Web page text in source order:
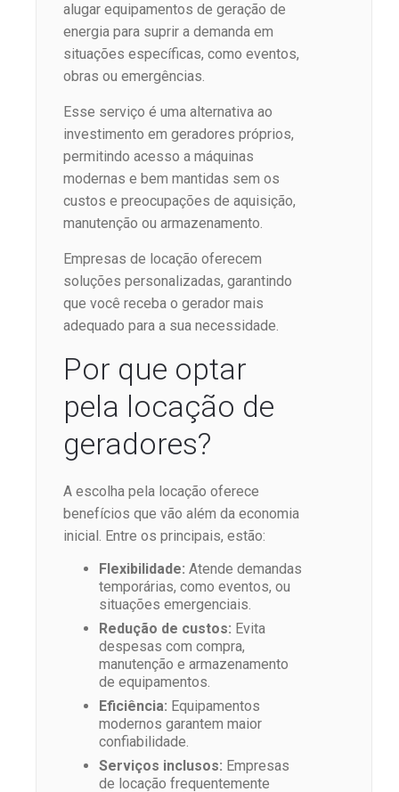
alugar equipamentos de geração de
energia para suprir a demanda em
situações específicas, como eventos,
obras ou emergências.
Esse serviço é uma alternativa ao
investimento em geradores próprios,
permitindo acesso a máquinas
modernas e bem mantidas sem os
custos e preocupações de aquisição,
manutenção ou armazenamento.
Empresas de locação oferecem
soluções personalizadas, garantindo
que você receba o gerador mais
adequado para a sua necessidade.
Por que optar
pela locação de
geradores?
A escolha pela locação oferece
benefícios que vão além da economia
inicial. Entre os principais, estão:
Flexibilidade: Atende demandas
temporárias, como eventos, ou
situações emergenciais.
Redução de custos: Evita
despesas com compra,
manutenção e armazenamento
de equipamentos.
Eficiência: Equipamentos
modernos garantem maior
confiabilidade.
Serviços inclusos: Empresas
de locação frequentemente